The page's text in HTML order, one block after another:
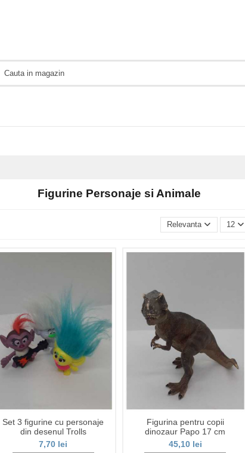
Figurine Personaje si Animale
Relevanta 12
Set 3 figurine cu personaje
din desenul Trolls
7,70 lei
Figurina pentru copii
dinozaur Papo 17 cm
45,10 lei